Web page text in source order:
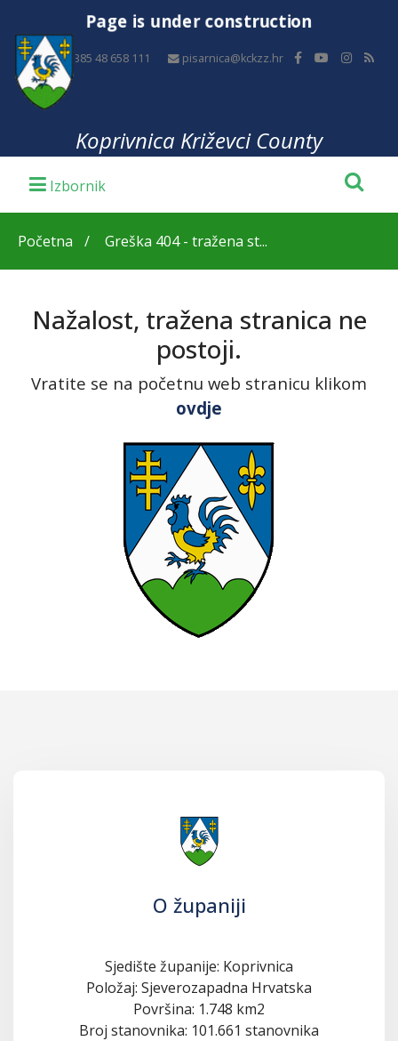
Page is under construction
+385 48 658 111 pisarnica@kckzz.hr
Koprivnica Križevci County
Početna Greška 404 - tražena st...
Nažalost, tražena stranica ne
postoji.
Vratite se na početnu web stranicu klikom
ovdje
O županiji
Sjedište županije: Koprivnica
Položaj: Sjeverozapadna Hrvatska
Površina: 1.748 km2
Broj stanovnika: 101.661 stanovnika